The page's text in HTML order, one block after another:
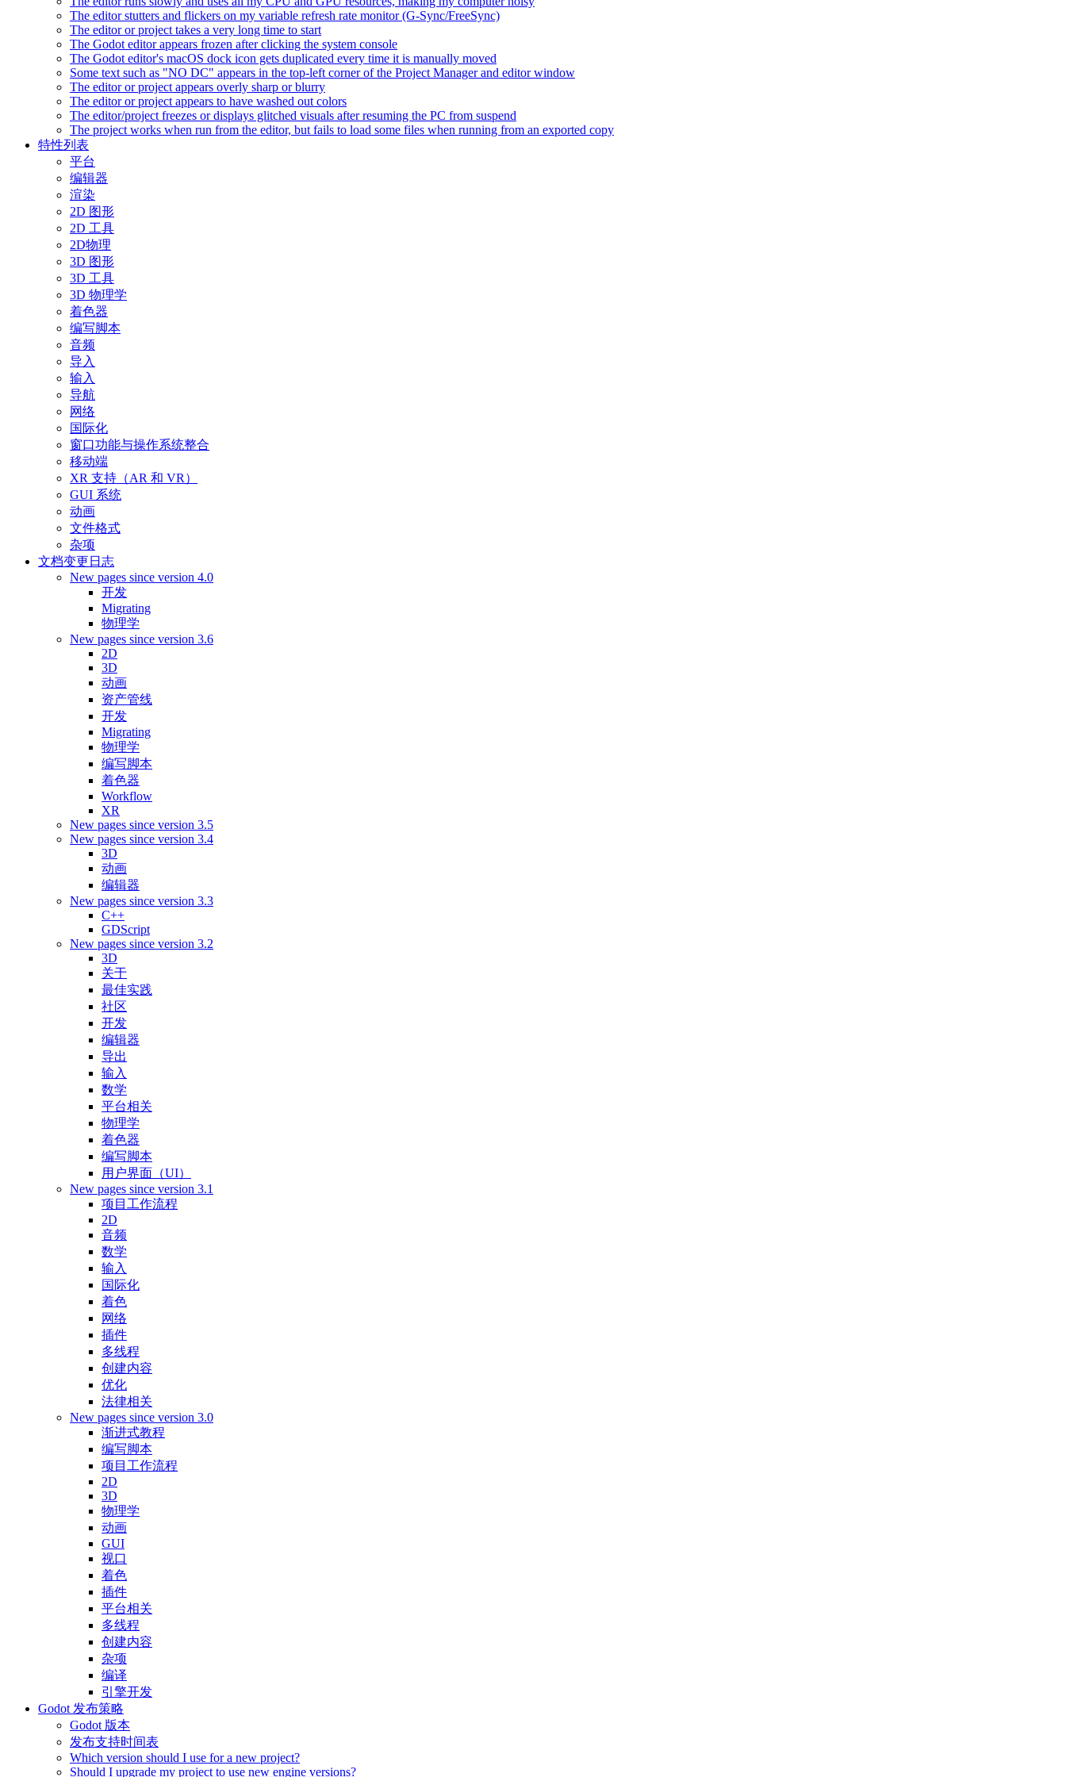
The editor stutters and flickers on my variable refresh rate monitor (G-Sync/FreeSync)
The editor or project takes a very long time to start
The Godot editor appears frozen after clicking the system console
The Godot editor's macOS dock icon gets duplicated every time it is manually moved
Some text such as "NO DC" appears in the top-left corner of the Project Manager and editor window
The editor or project appears overly sharp or blurry
The editor or project appears to have washed out colors
The editor/project freezes or displays glitched visuals after resuming the PC from suspend
The project works when run from the editor, but fails to load some files when running from an exported copy
特性列表
平台
编辑器
渲染
2D 图形
2D 工具
2D物理
3D 图形
3D 工具
3D 物理学
着色器
编写脚本
音频
导入
输入
导航
网络
国际化
窗口功能与操作系统整合
移动端
XR 支持（AR 和 VR）
GUI 系统
动画
文件格式
杂项
文档变更日志
New pages since version 4.0
开发
Migrating
物理学
New pages since version 3.6
2D
3D
动画
资产管线
开发
Migrating
物理学
编写脚本
着色器
Workflow
XR
New pages since version 3.5
New pages since version 3.4
3D
动画
编辑器
New pages since version 3.3
C++
GDScript
New pages since version 3.2
3D
关于
最佳实践
社区
开发
编辑器
导出
输入
数学
平台相关
物理学
着色器
编写脚本
用户界面（UI）
New pages since version 3.1
项目工作流程
2D
音频
数学
输入
国际化
着色
网络
插件
多线程
创建内容
优化
法律相关
New pages since version 3.0
渐进式教程
编写脚本
项目工作流程
2D
3D
物理学
动画
GUI
视口
着色
插件
平台相关
多线程
创建内容
杂项
编译
引擎开发
Godot 发布策略
Godot 版本
发布支持时间表
Which version should I use for a new project?
Should I upgrade my project to use new engine versions?